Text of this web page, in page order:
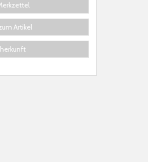
Artikel